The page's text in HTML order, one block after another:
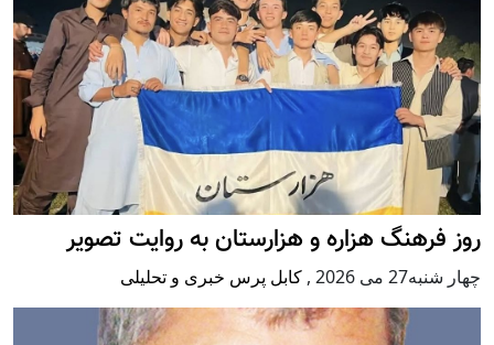
روز فرهنگ هزاره و هزارستان به روایت تصویر
چهار شنبه27 می 2026 , کابل پرس خبری و تحلیلی